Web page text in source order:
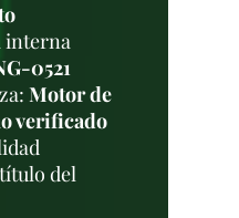
interna
0521
Motor de
verificado
del